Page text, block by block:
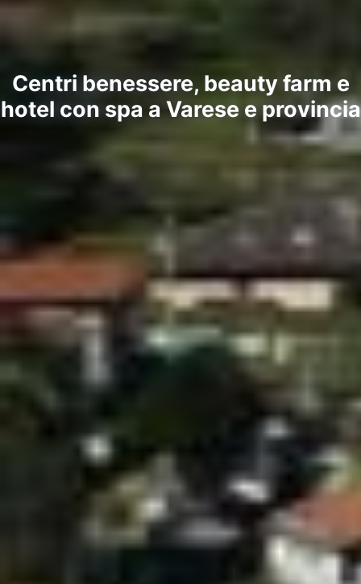
Centri benessere, beauty farm e
hotel con spa a Varese e provincia